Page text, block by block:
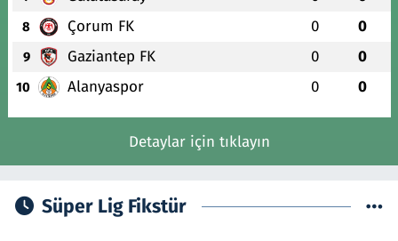
8 Çorum FK 0 0
9 Gaziantep FK 0 0
10 Alanyaspor 0 0
Detaylar için tıklayın
Süper Lig Fikstür